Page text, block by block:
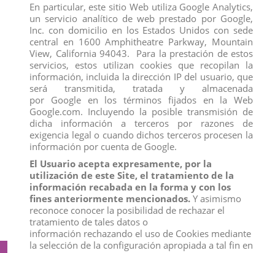
BARRIO SÉSAMO
CAILLOU
HEIDI
SHREK
TOM Y JERRY
LOS SIMPSON
ENCHANTIMALS
SHIMMER & SHINE
MADAGASCAR
KUNG-FU PANDA
LOONEY TUNES
SANTORO GORJUSS
LAS SÚPER NENAS
GUMBALL
PATRULLA CANINA
FIGURAS DE NAVIDAD
TURBO
HELLO KITTY
TEEN TITANS GO
LOS CROODS
MAZINGER
En particular, este sitio Web utiliza Google Analytics,
un servicio analítico de web prestado por Google,
Inc. con domicilio en los Estados Unidos con sede
central en 1600 Amphitheatre Parkway, Mountain
View, California 94043. Para la prestación de estos
servicios, estos utilizan cookies que recopilan la
información, incluida la dirección IP del usuario, que
será transmitida, tratada y almacenada
por Google en los términos fijados en la Web
Google.com. Incluyendo la posible transmisión de
dicha información a terceros por razones de
exigencia legal o cuando dichos terceros procesen la
información por cuenta de Google.
El Usuario acepta expresamente, por la
utilización de este Site, el tratamiento de la
información recabada en la forma y con los
fines anteriormente mencionados. Y asimismo
reconoce conocer la posibilidad de rechazar el
tratamiento de tales datos o
información rechazando el uso de Cookies mediante
la selección de la configuración apropiada a tal fin en